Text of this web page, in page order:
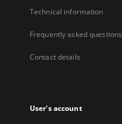
Technical information
Frequently asked questions
Contact details
User's account